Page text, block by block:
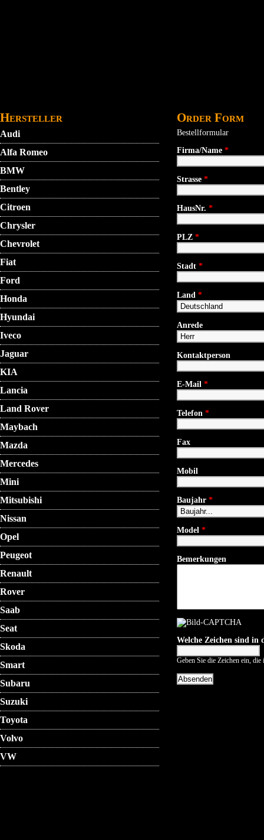
Hersteller
Audi
Alfa Romeo
BMW
Bentley
Citroen
Chrysler
Chevrolet
Fiat
Ford
Honda
Hyundai
Iveco
Jaguar
KIA
Lancia
Land Rover
Maybach
Mazda
Mercedes
Mini
Mitsubishi
Nissan
Opel
Peugeot
Renault
Rover
Saab
Seat
Skoda
Smart
Subaru
Suzuki
Toyota
Volvo
VW
Order Form
Bestellformular
Firma/Name *
Strasse *
HausNr. *
PLZ *
Stadt *
Land *
Anrede
Kontaktperson
E-Mail *
Telefon *
Fax
Mobil
Baujahr *
Model *
Bemerkungen
Welche Zeichen sind in
Geben Sie die Zeichen ein,